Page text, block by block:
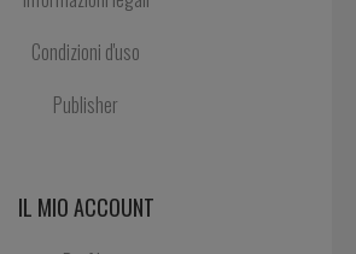
Condizioni d'uso
Publisher
IL MIO ACCOUNT